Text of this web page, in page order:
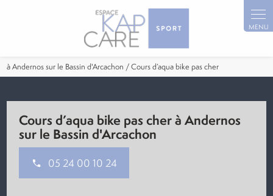
à Andernos sur le Bassin d'Arcachon / Cours d’aqua bike pas cher
Cours d’aqua bike pas cher à Andernos
sur le Bassin d'Arcachon
05 24 00 10 24